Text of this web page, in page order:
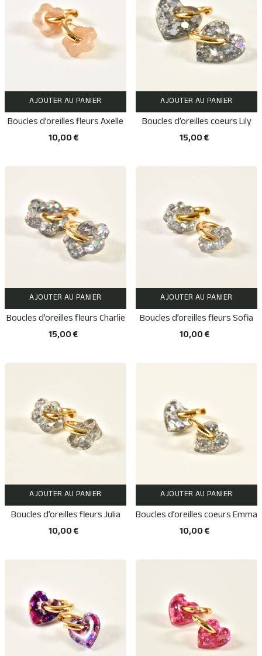
AJOUTER AU PANIER
Boucles d’oreilles fleurs Axelle
10,00 €
AJOUTER AU PANIER
Boucles d’oreilles coeurs Lily
15,00 €
AJOUTER AU PANIER
Boucles d’oreilles fleurs Charlie
15,00 €
AJOUTER AU PANIER
Boucles d’oreilles fleurs Sofia
10,00 €
AJOUTER AU PANIER
Boucles d’oreilles fleurs Julia
10,00 €
AJOUTER AU PANIER
Boucles d’oreilles coeurs Emma
10,00 €